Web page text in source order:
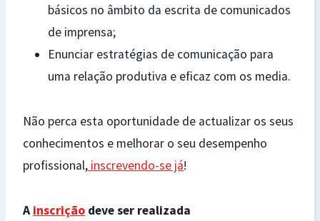
básicos no âmbito da escrita de comunicados
de imprensa;
Enunciar estratégias de comunicação para
uma relação produtiva e eficaz com os media.
Não perca esta oportunidade de actualizar os seus
conhecimentos e melhorar o seu desempenho
profissional, inscrevendo-se já!
A inscrição deve ser realizada